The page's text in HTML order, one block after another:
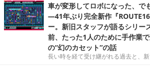
車が変形してロボになった、で
―41年ぶり完全新作『
ー。新旧スタッフが語るシリー
前、たった1人のために手作業
の“幻のカセット”の話
長い時を経て受け継がれる過去と、新